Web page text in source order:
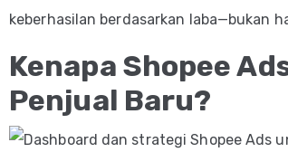
keberhasilan berdasarkan laba—bukan
Kenapa Shopee
Penjual Baru?